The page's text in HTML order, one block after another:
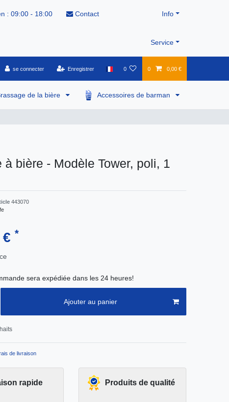
: 09:00 - 18:00 Contact Info
Service
se connecter Enregistrer 0 0 0,00 €
de la bière Accessoires de barman
à bière - Modèle Tower, poli, 1
443070
*
sera expédiée dans les 24 heures!
Ajouter au panier
de livraison
rapide Produits de qualité